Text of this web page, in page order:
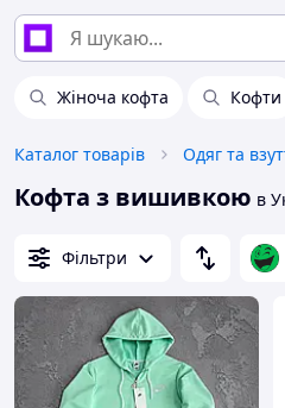
Жіноча кофта Кофти
Каталог товарів Одяг та
Кофта з вишивкою в
Фільтри